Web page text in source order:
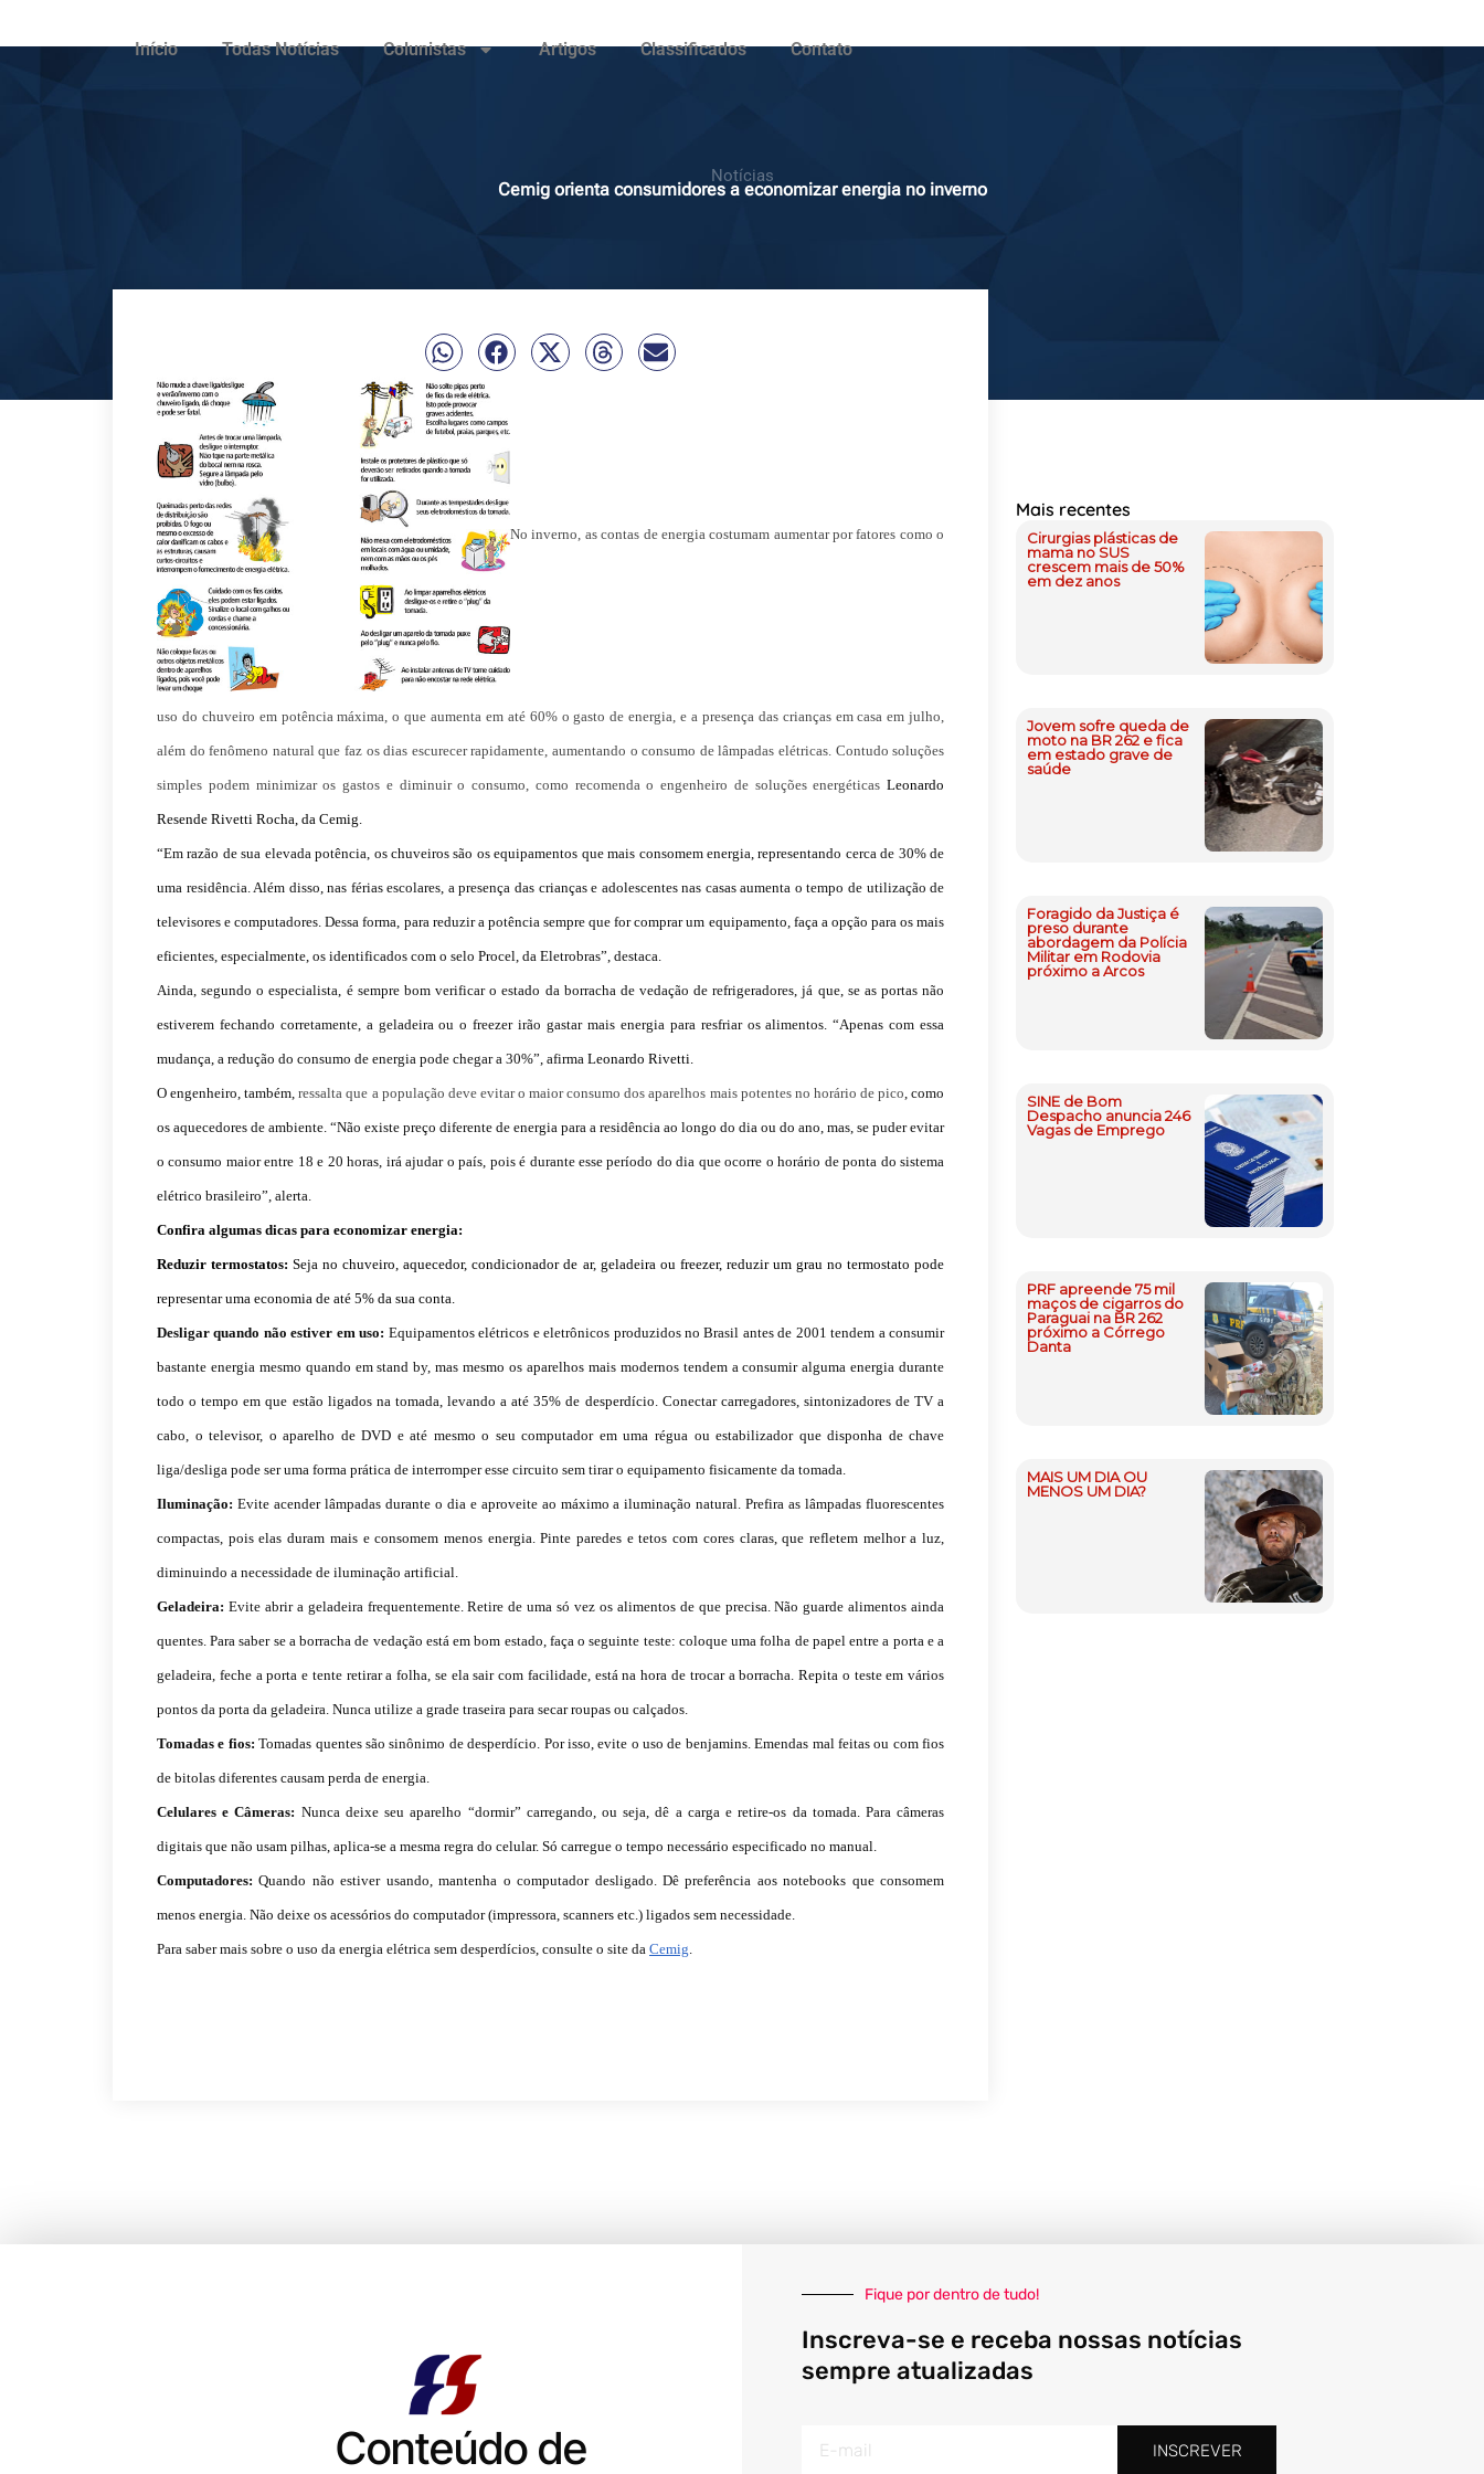
Início Todas Notícias Colunistas Artigos Classificados Contato
Notícias
Cemig orienta consumidores a economizar energia no inverno
No inverno, as contas de energia costumam aumentar por fatores como o
uso do chuveiro em potência máxima, o que aumenta em até 60% o gasto de energia, e a presença das crianças em casa em julho,
além do fenômeno natural que faz os dias escurecer rapidamente, aumentando o consumo de lâmpadas elétricas. Contudo soluções
simples podem minimizar os gastos e diminuir o consumo, como recomenda o engenheiro de soluções energéticasLeonardo
Resende Rivetti Rocha, da Cemig.
“Em razão de sua elevada potência, os chuveiros são os equipamentos que mais consomem energia, representando cerca de 30% de
uma residência. Além disso, nas férias escolares, a presença das crianças e adolescentes nas casas aumenta o tempo de utilização de
televisores e computadores. Dessa forma, para reduzir a potência sempre que for comprar um equipamento, faça a opção para os mais
eficientes, especialmente, os identificados com o selo Procel, da Eletrobras”, destaca.
Ainda, segundo o especialista, é sempre bom verificar o estado da borracha de vedação de refrigeradores, já que, se as portas não
estiverem fechando corretamente, a geladeira ou o freezer irão gastar mais energia para resfriar os alimentos. “Apenas com essa
mudança, a redução do consumo de energia pode chegar a 30%”, afirma Leonardo Rivetti.
O engenheiro, também,ressalta que a população deve evitar o maior consumo dos aparelhos mais potentes no horário de pico, como
os aquecedores de ambiente. “Não existe preço diferente de energia para a residência ao longo do dia ou do ano, mas, se puder evitar
o consumo maior entre 18 e 20 horas, irá ajudar o país, pois é durante esse período do dia que ocorre o horário de ponta do sistema
elétrico brasileiro”, alerta.
Confira algumas dicas para economizar energia:
Reduzir termostatos:Seja no chuveiro, aquecedor, condicionador de ar, geladeira ou freezer, reduzir um grau no termostato pode
representar uma economia de até 5% da sua conta.
Desligar quando não estiver em uso: Equipamentos elétricos e eletrônicos produzidos no Brasil antes de 2001 tendem a consumir
bastante energia mesmo quando em stand by, mas mesmo os aparelhos mais modernos tendem a consumir alguma energia durante
todo o tempo em que estão ligados na tomada, levando a até 35% de desperdício. Conectar carregadores, sintonizadores de TV a
cabo, o televisor, o aparelho de DVD e até mesmo o seu computador em uma régua ou estabilizador que disponha de chave
liga/desliga pode ser uma forma prática de interromper esse circuito sem tirar o equipamento fisicamente da tomada.
Iluminação: Evite acender lâmpadas durante o dia e aproveite ao máximo a iluminação natural. Prefira as lâmpadas fluorescentes
compactas, pois elas duram mais e consomem menos energia. Pinte paredes e tetos com cores claras, que refletem melhor a luz,
diminuindo a necessidade de iluminação artificial.
Geladeira: Evite abrir a geladeira frequentemente. Retire de uma só vez os alimentos de que precisa. Não guarde alimentos ainda
quentes. Para saber se a borracha de vedação está em bom estado, faça o seguinte teste: coloque uma folha de papel entre a porta e a
geladeira, feche a porta e tente retirar a folha, se ela sair com facilidade, está na hora de trocar a borracha. Repita o teste em vários
pontos da porta da geladeira. Nunca utilize a grade traseira para secar roupas ou calçados.
Tomadas e fios: Tomadas quentes são sinônimo de desperdício. Por isso, evite o uso de benjamins. Emendas mal feitas ou com fios
de bitolas diferentes causam perda de energia.
Celulares e Câmeras: Nunca deixe seu aparelho “dormir” carregando, ou seja, dê a carga e retire-os da tomada. Para câmeras
digitais que não usam pilhas, aplica-se a mesma regra do celular. Só carregue o tempo necessário especificado no manual.
Computadores: Quando não estiver usando, mantenha o computador desligado. Dê preferência aos notebooks que consomem
menos energia. Não deixe os acessórios do computador (impressora, scanners etc.) ligados sem necessidade.
Para saber mais sobre o uso da energia elétrica sem desperdícios, consulte o site da Cemig.
Mais recentes
Cirurgias plásticas de
mama no SUS
crescem mais de 50%
em dez anos
Jovem sofre queda de
moto na BR 262 e fica
em estado grave de
saúde
Foragido da Justiça é
preso durante
abordagem da Polícia
Militar em Rodovia
próximo a Arcos
SINE de Bom
Despacho anuncia 246
Vagas de Emprego
PRF apreende 75 mil
maços de cigarros do
Paraguai na BR 262
próximo a Córrego
Danta
MAIS UM DIA OU
MENOS UM DIA?
Conteúdo de
Fique por dentro de tudo!
Inscreva-se e receba nossas notícias
sempre atualizadas
INSCREVER